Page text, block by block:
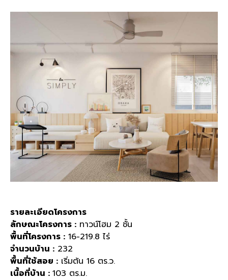
รายละเอียดโครงการ
ลักษณะโครงการ : ทาวน์โฮม 2 ชั้น
พื้นที่โครงการ : 16-219.8 ไร่
จำนวนบ้าน : 232
พื้นที่ใช้สอย : เริ่มต้น 16 ตร.ว.
เนื้อที่บ้าน : 103 ตร.ม.